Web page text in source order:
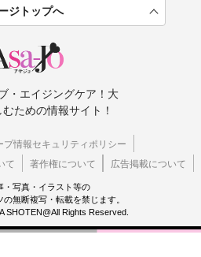
ジトップへ
・エイジングケア！大
ための情報サイト！
プ情報セキュリティポリシー
て
著作権について 広告掲載について
・写真・イラスト等の
無断複写・転載を禁じます。
SHOTEN@All Rights Reserved.